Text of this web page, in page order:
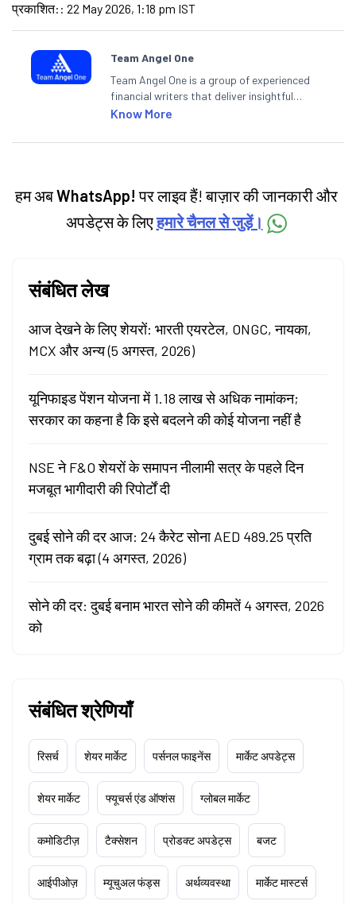
प्रकाशित: : 22 May 2026, 1:18 pm IST
Team Angel One
Team Angel One is a group of experienced
financial writers that deliver insightful
articles on the stock market, IPO, economy,
categories.
Know More
हम अबWhatsApp! पर लाइव हैं! बाज़ार की जानकारी और
अपडेट्स के लिएहमारे चैनल से जुड़ें।
संबंधित लेख
आज देखने के लिए शेयरों: भारती एयरटेल, ONGC, नायका,
MCX और अन्य (5 अगस्त, 2026)
यूनिफाइड पेंशन योजना में 1.18 लाख से अधिक नामांकन;
सरकार का कहना है कि इसे बदलने की कोई योजना नहीं है
NSE ने F&O शेयरों के समापन नीलामी सत्र के पहले दिन
मजबूत भागीदारी की रिपोर्टों दी
दुबई सोने की दर आज: 24 कैरेट सोना AED 489.25 प्रति
ग्राम तक बढ़ा (4 अगस्त, 2026)
सोने की दर: दुबई बनाम भारत सोने की कीमतें 4 अगस्त, 2026
को
संबंधित श्रेणियाँ
रिसर्च शेयर मार्केट पर्सनल फाइनेंस मार्केट अपडेट्स
शेयर मार्केट फ्यूचर्स एंड ऑप्शंस ग्लोबल मार्केट
कमोडिटीज़ टैक्सेशन प्रोडक्ट अपडेट्स बजट
आईपीओज़ म्यूचुअल फंड्स अर्थव्यवस्था मार्केट मास्टर्स